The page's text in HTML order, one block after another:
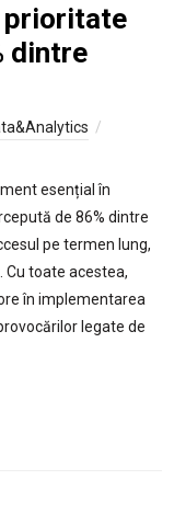
dintre
esențial în
de 86% dintre
pe termen lung,
Cu toate acestea,
în implementarea
legate de